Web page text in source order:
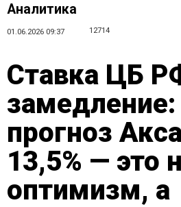
Аналитика
01.06.2026 09:37 12714
Ставка ЦБ
прогноз
13,5% — это
оптимизм, а